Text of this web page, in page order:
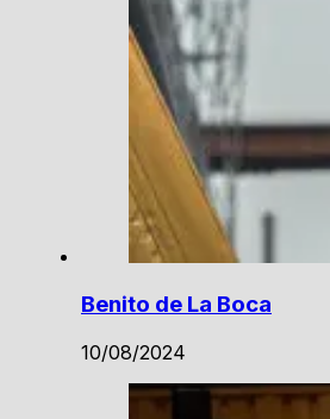
Benito de La Boca
10/08/2024